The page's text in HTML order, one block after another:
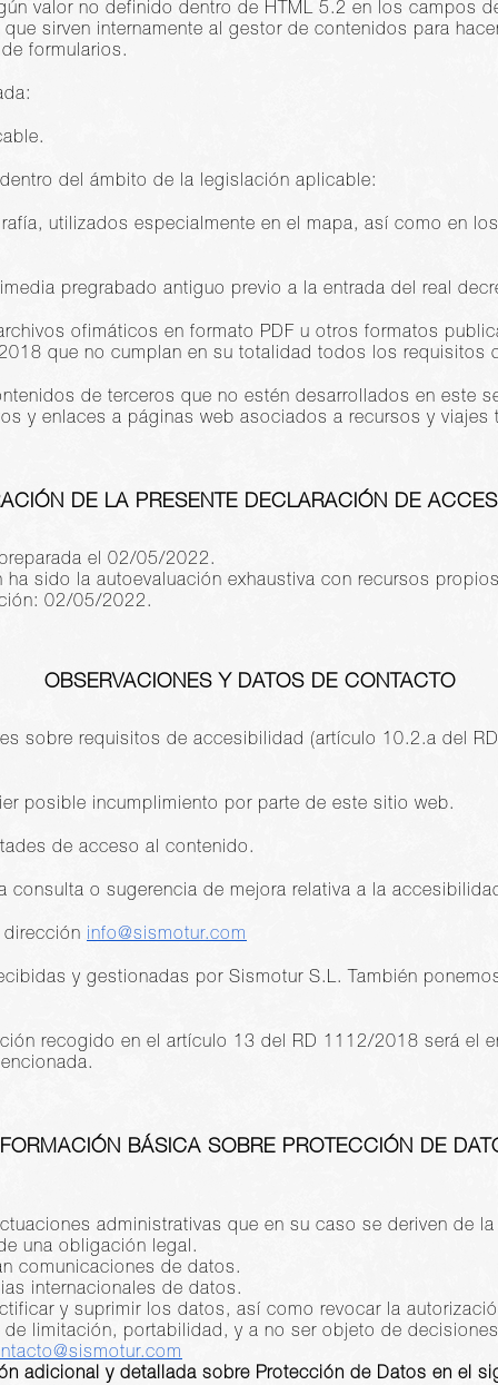
valor no definido dentro de HTML 5.2 en los campos
que sirven internamente al gestor de contenidos para
formularios.
del ámbito de la legislación aplicable:
utilizados especialmente en el mapa, así como en
pregrabado antiguo previo a la entrada del real
ofimáticos en formato PDF u otros formatos
que no cumplan en su totalidad todos los requisitos
de terceros que no estén desarrollados en este
y enlaces a páginas web asociados a recursos y
DE LA PRESENTE DECLARACIÓN DE
el 02/05/2022.
ha sido la autoevaluación exhaustiva con recursos
02/05/2022.
OBSERVACIONES Y DATOS DE CONTACTO
sobre requisitos de accesibilidad (artículo 10.2.a del
posible incumplimiento por parte de este sitio web.
de acceso al contenido.
consulta o sugerencia de mejora relativa a la
dirección info@sismotur.com
y gestionadas por Sismotur S.L. También
recogido en el artículo 13 del RD 1112/2018 será el
BÁSICA SOBRE PROTECCIÓN DE
administrativas que en su caso se deriven de
una obligación legal.
comunicaciones de datos.
internacionales de datos.
y suprimir los datos, así como revocar la
limitación, portabilidad, y a no ser objeto de
adicional y detallada sobre Protección de Datos en el